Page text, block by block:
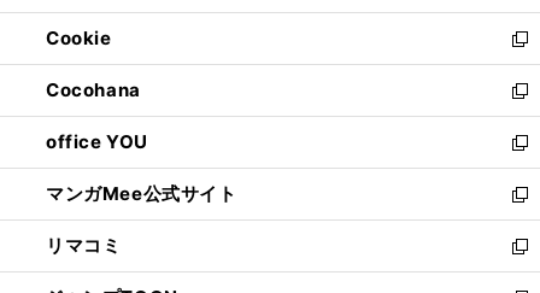
開
く
ウ
で
開
く
ン
ド
ウ
で
開
く
ウ
ィ
ン
ド
ウ
で
開
く
Cookie
新
し
い
ウ
ィ
ン
ド
ウ
で
開
Cocohana
新
し
い
ウ
ィ
ン
ド
ウ
office YOU
新
し
い
ウ
ィ
ン
マンガMee公式サイト
新
し
い
ウ
リマコミ
新
し